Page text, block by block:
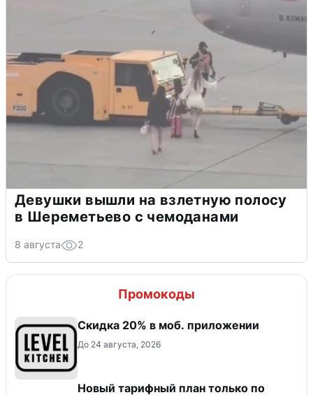
Девушки вышли на взлетную полосу
в Шереметьево с чемоданами
8 августа 2
Промокоды
Скидка 20% в моб. приложении
До 24 августа, 2026
Новый тарифный план только по